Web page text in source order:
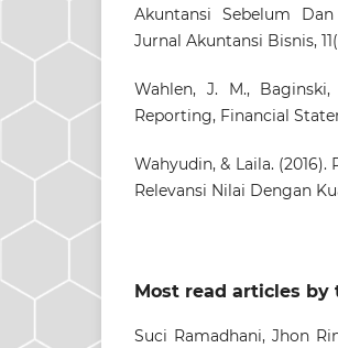
Akuntansi Sebelum
Jurnal Akuntansi Bisnis,
Wahlen, J. M.,
Reporting, Financial
Wahyudin, & Laila.
Relevansi Nilai Dengan
Most read articles by
Suci Ramadhani, Jhon